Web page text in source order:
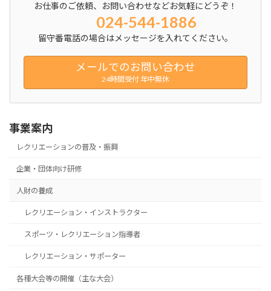
お仕事のご依頼、お問い合わせなどお気軽にどうぞ！
024-544-1886
留守番電話の場合はメッセージを入れてください。
メールでのお問い合わせ
24時間受付 年中無休
事業案内
レクリエーションの普及・振興
企業・団体向け研修
人財の養成
レクリエーション・インストラクター
スポーツ・レクリエーション指導者
レクリエーション・サポーター
各種大会等の開催（主な大会）